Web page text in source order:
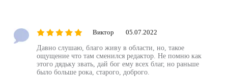
Виктор 05.07.2022
Давно слушаю, благо живу в области, но, такое
ощущение что там сменился редактор. Не помню как
этого дядьку звать, дай бог ему всех благ, но раньше
было больше рока, старого, доброго.